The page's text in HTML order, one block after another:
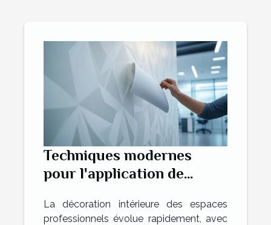
Techniques modernes
pour l'application de
espaces professionnels
La décoration intérieure des espaces
professionnels évolue rapidement, avec